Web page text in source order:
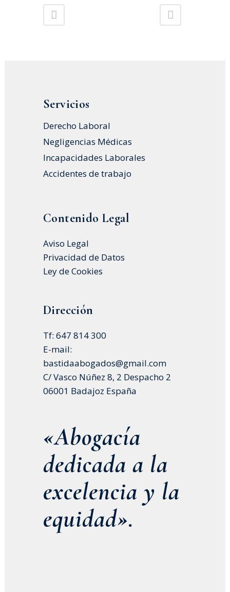
Servicios
Derecho Laboral
Negligencias Médicas
Incapacidades Laborales
Accidentes de trabajo
Contenido Legal
Aviso Legal
Privacidad de Datos
Ley de Cookies
Dirección
Tf: 647 814 300
E-mail:
bastidaabogados@gmail.com
C/ Vasco Núñez 8, 2 Despacho 2
06001 Badajoz España
«Abogacía
dedicada a la
excelencia y la
equidad».